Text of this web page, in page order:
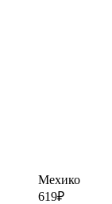
Мехико
619₽